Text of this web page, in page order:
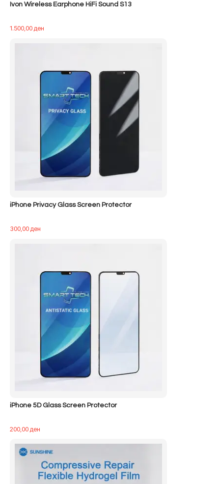
Ivon Wireless Earphone HiFi Sound S13
1.500,00ден
iPhone Privacy Glass Screen Protector
300,00ден
iPhone 5D Glass Screen Protector
200,00ден